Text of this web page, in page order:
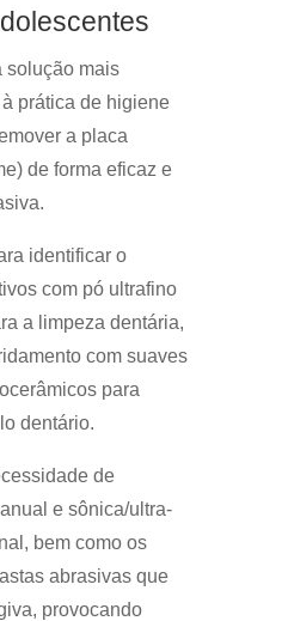
solução mais
prática de higiene
a placa
de forma eficaz e
identificar o
com pó ultrafino
a limpeza dentária,
com suaves
para
dentário.
de
e sônica/ultra-
bem como os
abrasivas que
provocando